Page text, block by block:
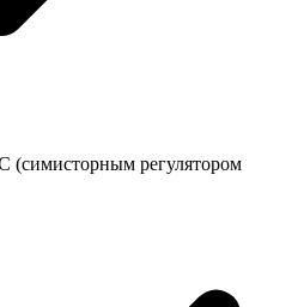
(симисторным регулятором